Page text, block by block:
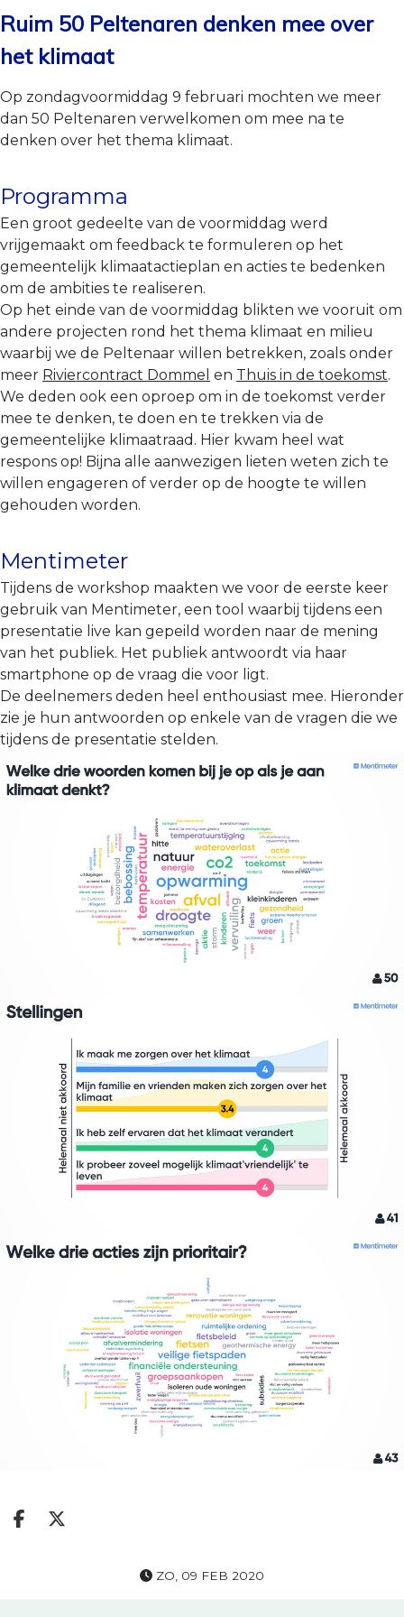
Ruim 50 Peltenaren denken mee over
het klimaat
Op zondagvoormiddag 9 februari mochten we meer
dan 50 Peltenaren verwelkomen om mee na te
denken over het thema klimaat.
Programma
Een groot gedeelte van de voormiddag werd
vrijgemaakt om feedback te formuleren op het
gemeentelijk klimaatactieplan en acties te bedenken
om de ambities te realiseren.
Op het einde van de voormiddag blikten we vooruit om
andere projecten rond het thema klimaat en milieu
waarbij we de Peltenaar willen betrekken, zoals onder
meer Riviercontract Dommel en Thuis in de toekomst.
We deden ook een oproep om in de toekomst verder
mee te denken, te doen en te trekken via de
gemeentelijke klimaatraad. Hier kwam heel wat
respons op! Bijna alle aanwezigen lieten weten zich te
willen engageren of verder op de hoogte te willen
gehouden worden.
Mentimeter
Tijdens de workshop maakten we voor de eerste keer
gebruik van Mentimeter, een tool waarbij tijdens een
presentatie live kan gepeild worden naar de mening
van het publiek. Het publiek antwoordt via haar
smartphone op de vraag die voor ligt.
De deelnemers deden heel enthousiast mee. Hieronder
zie je hun antwoorden op enkele van de vragen die we
tijdens de presentatie stelden.
Deel op facebook
Deel op X
ZO, 09 FEB 2020